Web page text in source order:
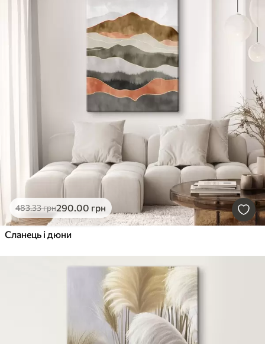
483.33грн290.00 грн
Сланець і дюни